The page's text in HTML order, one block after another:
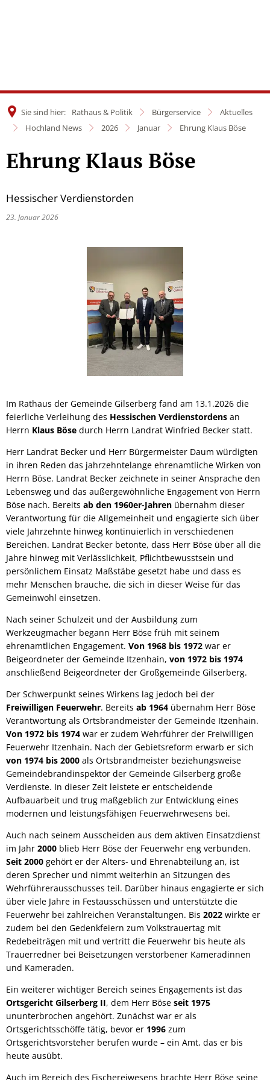
Sie sind hier: Rathaus & Politik Bürgerservice
Aktuelles
Hochland News
2026 Januar Ehrung Klaus Böse
Ehrung Klaus Böse
Hessischer Verdienstorden
23. Januar 2026
Im Rathaus der Gemeinde Gilserberg fand am 13.1.2026 die
feierliche Verleihung des Hessischen Verdienstordens an
Herrn Klaus Böse durch Herrn Landrat Winfried Becker statt.
Herr Landrat Becker und Herr Bürgermeister Daum würdigten
in ihren Reden das jahrzehntelange ehrenamtliche Wirken von
Herrn Böse. Landrat Becker zeichnete in seiner Ansprache den
Lebensweg und das außergewöhnliche Engagement von Herrn
Böse nach. Bereits ab den 1960er-Jahren übernahm dieser
Verantwortung für die Allgemeinheit und engagierte sich über
viele Jahrzehnte hinweg kontinuierlich in verschiedenen
Bereichen. Landrat Becker betonte, dass Herr Böse über all die
Jahre hinweg mit Verlässlichkeit, Pflichtbewusstsein und
persönlichem Einsatz Maßstäbe gesetzt habe und dass es
mehr Menschen brauche, die sich in dieser Weise für das
Gemeinwohl einsetzen.
Nach seiner Schulzeit und der Ausbildung zum
Werkzeugmacher begann Herr Böse früh mit seinem
ehrenamtlichen Engagement. Von 1968 bis 1972 war er
Beigeordneter der Gemeinde Itzenhain, von 1972 bis 1974
anschließend Beigeordneter der Großgemeinde Gilserberg.
Der Schwerpunkt seines Wirkens lag jedoch bei der
Freiwilligen Feuerwehr. Bereits ab 1964 übernahm Herr Böse
Verantwortung als Ortsbrandmeister der Gemeinde Itzenhain.
Von 1972 bis 1974 war er zudem Wehrführer der Freiwilligen
Feuerwehr Itzenhain. Nach der Gebietsreform erwarb er sich
von 1974 bis 2000 als Ortsbrandmeister beziehungsweise
Gemeindebrandinspektor der Gemeinde Gilserberg große
Verdienste. In dieser Zeit leistete er entscheidende
Aufbauarbeit und trug maßgeblich zur Entwicklung eines
modernen und leistungsfähigen Feuerwehrwesens bei.
Auch nach seinem Ausscheiden aus dem aktiven Einsatzdienst
im Jahr 2000 blieb Herr Böse der Feuerwehr eng verbunden.
Seit 2000 gehört er der Alters- und Ehrenabteilung an, ist
deren Sprecher und nimmt weiterhin an Sitzungen des
Wehrführerausschusses teil. Darüber hinaus engagierte er sich
über viele Jahre in Festausschüssen und unterstützte die
Feuerwehr bei zahlreichen Veranstaltungen. Bis 2022 wirkte er
zudem bei den Gedenkfeiern zum Volkstrauertag mit
Redebeiträgen mit und vertritt die Feuerwehr bis heute als
Trauerredner bei Beisetzungen verstorbener Kameradinnen
und Kameraden.
Ein weiterer wichtiger Bereich seines Engagements ist das
Ortsgericht Gilserberg II, dem Herr Böse seit 1975
ununterbrochen angehört. Zunächst war er als
Ortsgerichtsschöffe tätig, bevor er 1996 zum
Ortsgerichtsvorsteher berufen wurde – ein Amt, das er bis
heute ausübt.
Auch im Bereich des Fischereiwesens brachte Herr Böse seine